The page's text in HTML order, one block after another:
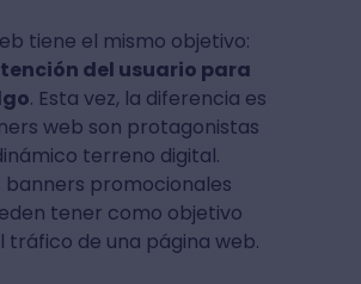
tiene el mismo objetivo:
del usuario para
. Esta vez, la diferencia es
web son protagonistas
terreno digital.
banners promocionales
tener como objetivo
tráfico de una página web.